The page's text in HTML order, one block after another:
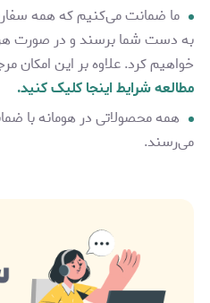
ما ضمانت می‌کنیم که همه
به دست شما برسند و در صورت
خواهیم کرد. علاوه بر این امکان
مطالعه شرایط اینجا کلیک کنید.
همه محصولاتی در هومانه با
می‌رسند.